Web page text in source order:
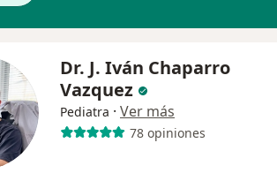
Dr. J. Iván Chaparro
Vazquez
Pediatra · Ver más
78 opiniones